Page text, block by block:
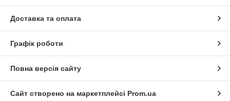
Доставка та оплата
Графік роботи
Повна версія сайту
Сайт створено на маркетплейсі Prom.ua